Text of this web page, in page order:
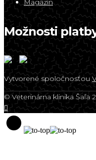
Magazín
Možnosti
Vytvorené spoločnosťou
© Veterinárna klinika Šaľa
